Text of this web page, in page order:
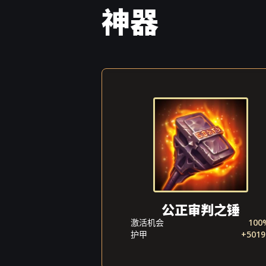
神器
公正审判之锤
激活机会
护甲